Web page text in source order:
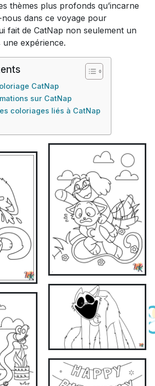
thèmes plus profonds qu’incarne
dans ce voyage pour
fait de CatNap non seulement un
une expérience.
CatNap
sur CatNap
coloriages liés à CatNap